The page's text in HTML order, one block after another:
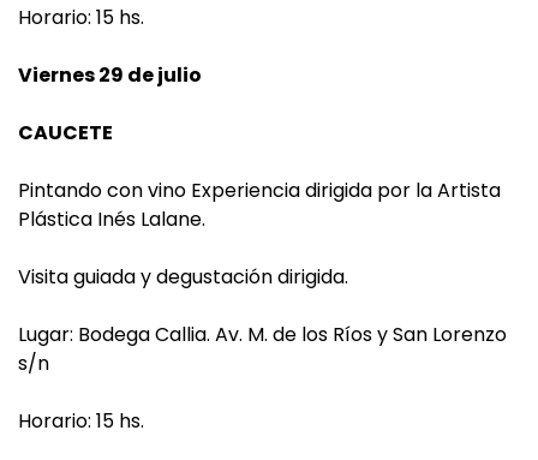
Horario: 15 hs.
Viernes 29 de julio
CAUCETE
Pintando con vino Experiencia dirigida por la Artista
Plástica Inés Lalane.
Visita guiada y degustación dirigida.
Lugar: Bodega Callia. Av. M. de los Ríos y San Lorenzo
s/n
Horario: 15 hs.